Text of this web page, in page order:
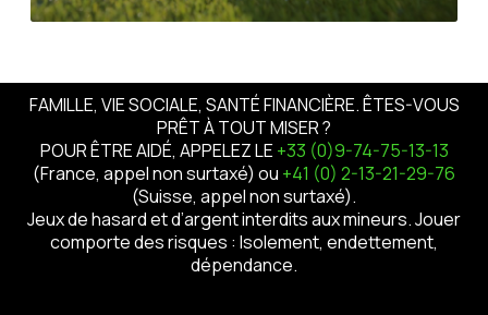
FAMILLE, VIE SOCIALE, SANTÉ FINANCIÈRE. ÊTES-VOUS
PRÊT À TOUT MISER ?
POUR ÊTRE AIDÉ, APPELEZ LE +33 (0)9-74-75-13-13
(France, appel non surtaxé) ou +41 (0) 2-13-21-29-76
(Suisse, appel non surtaxé).
Jeux de hasard et d’argent interdits aux mineurs. Jouer
comporte des risques : Isolement, endettement,
dépendance.